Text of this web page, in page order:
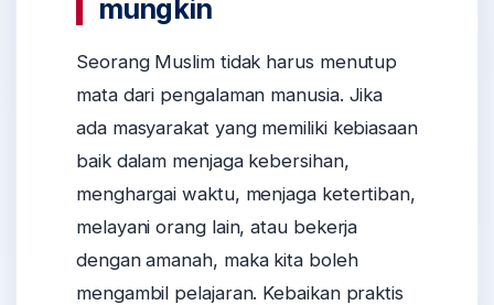
mungkin
Seorang Muslim tidak harus menutup
mata dari pengalaman manusia. Jika
ada masyarakat yang memiliki kebiasaan
baik dalam menjaga kebersihan,
menghargai waktu, menjaga ketertiban,
melayani orang lain, atau bekerja
dengan amanah, maka kita boleh
mengambil pelajaran. Kebaikan praktis